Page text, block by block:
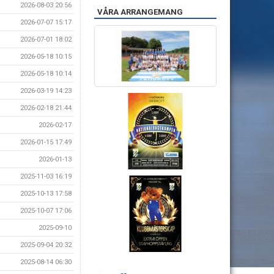
2026-08-03 20:56
2026-07-07 15:17
2026-07-01 18:02
2026-05-18 10:15
2026-05-18 10:14
2026-03-19 14:23
2026-02-18 21:44
2026-02-17
2026-01-15 17:49
2026-01-13
2025-11-03 16:19
2025-10-13 17:58
2025-10-07 17:06
2025-09-10
2025-09-04 20:32
2025-08-14 06:30
VÅRA ARRANGEMANG